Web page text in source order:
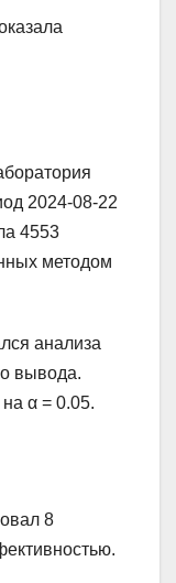
2024-08-22
4553
методом
анализа
вывода.
α = 0.05.
8